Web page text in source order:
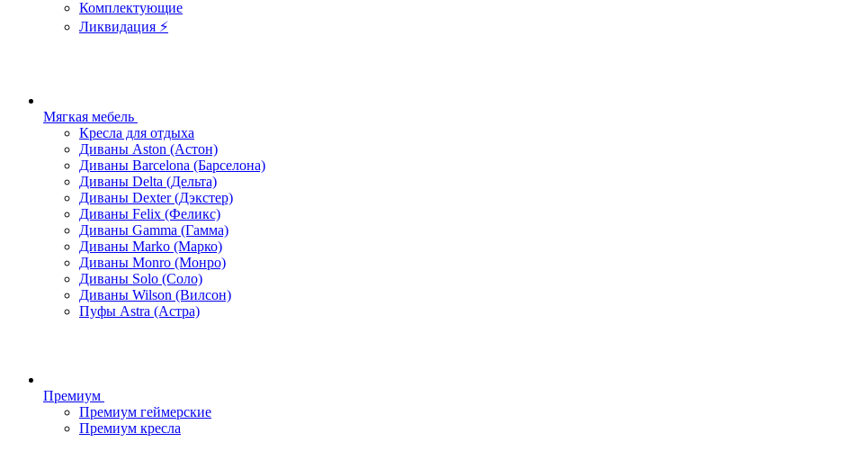
Комплектующие
Ликвидация ⚡
Мягкая мебель
Кресла для отдыха
Диваны Aston (Астон)
Диваны Barcelona (Барселона)
Диваны Delta (Дельта)
Диваны Dexter (Дэкстер)
Диваны Felix (Феликс)
Диваны Gamma (Гамма)
Диваны Marko (Марко)
Диваны Monro (Монро)
Диваны Solo (Соло)
Диваны Wilson (Вилсон)
Пуфы Astra (Астра)
Премиум
Премиум геймерские
Премиум кресла